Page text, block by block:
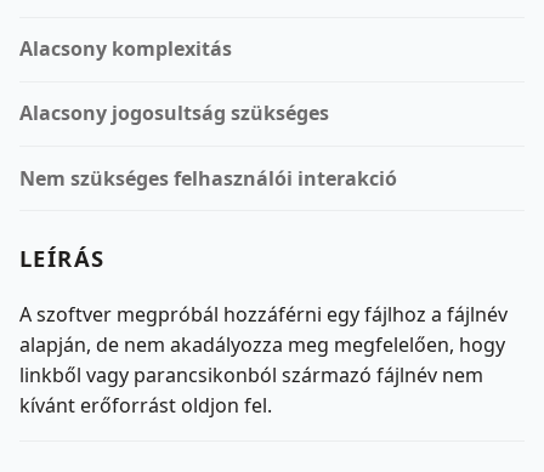
Alacsony komplexitás
Alacsony jogosultság szükséges
Nem szükséges felhasználói interakció
LEÍRÁS
A szoftver megpróbál hozzáférni egy fájlhoz a fájlnév
alapján, de nem akadályozza meg megfelelően, hogy
linkből vagy parancsikonból származó fájlnév nem
kívánt erőforrást oldjon fel.